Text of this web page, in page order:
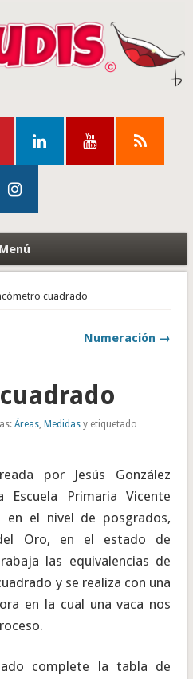
Menú
cuadrado
Numeración →
Áreas, Medidasy etiquetado
por Jesús González
Primaria Vicente
en el nivel de posgrados,
Oro, en el estado de
las equivalencias de
y se realiza con una
en la cual una vaca nos
complete la tabla de